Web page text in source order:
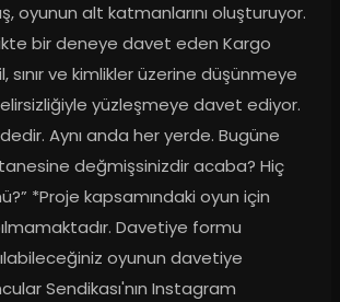
oyunun alt katmanlarını oluşturuyor.
bir deneye davet eden Kargo
sınır ve kimlikler üzerine düşünmeye
yüzleşmeye davet ediyor.
Aynı anda her yerde. Bugüne
değmişsinizdir acaba? Hiç
*Proje kapsamındaki oyun için
Davetiye formu
oyunun davetiye
Sendikası'nın Instagram